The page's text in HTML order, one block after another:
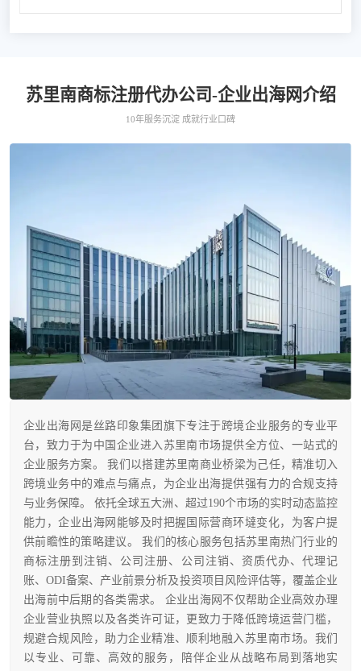
苏里南商标注册代办公司-企业出海网介绍
10年服务沉淀 成就行业口碑
企业出海网是丝路印象集团旗下专注于跨境企业服务的专业平
台，致力于为中国企业进入苏里南市场提供全方位、一站式的
企业服务方案。 我们以搭建苏里南商业桥梁为己任，精准切入
跨境业务中的难点与痛点，为企业出海提供强有力的合规支持
与业务保障。 依托全球五大洲、超过190个市场的实时动态监控
能力，企业出海网能够及时把握国际营商环墶变化，为客户提
供前瞻性的策略建议。 我们的核心服务包括苏里南热门行业的
商标注册到注销、公司注册、公司注销、资质代办、代理记
账、ODI备案、产业前景分析及投资项目风险评估等，覆盖企业
出海前中后期的各类需求。 企业出海网不仅帮助企业高效办理
企业营业执照以及各类许可证，更致力于降低跨境运营门槛，
规避合规风险，助力企业精准、顺利地融入苏里南市场。我们
以专业、可靠、高效的服务，陪伴企业从战略布局到落地实